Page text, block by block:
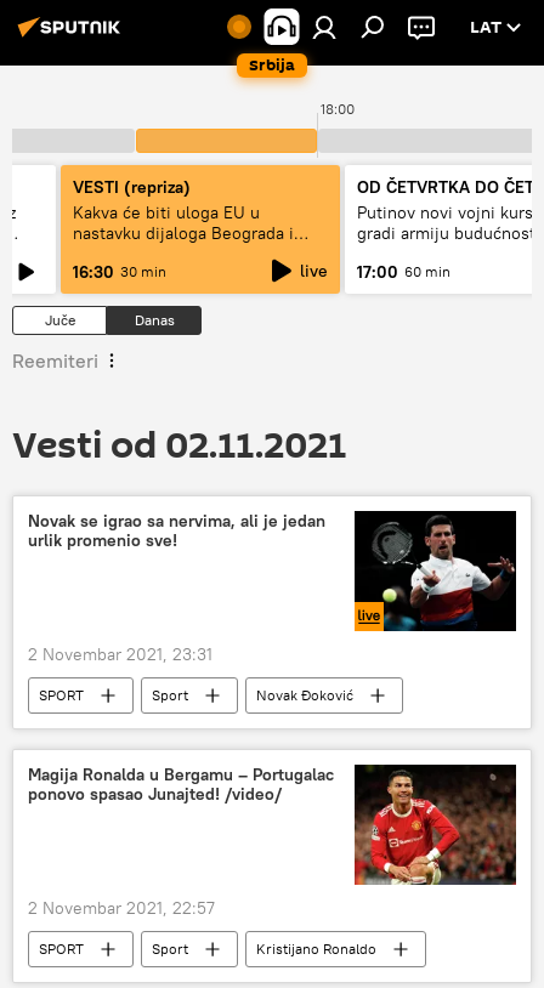
Srbija
LAT
18:00
VESTI (repriza)
Kakva će biti uloga EU u
nastavku dijaloga Beograda i
16:30 30 min live
OD ČETVRTKA DO
Putinov novi vojni kurs
gradi armiju budućnosti
17:00 60 min
Juče Danas
Reemiteri
Vesti od 02.11.2021
Novak se igrao sa nervima, ali je jedan
urlik promenio sve!
2 Novembar 2021, 23:31
SPORT Sport
Novak Đoković
Tenis
Marton Fučovič
Magija Ronalda u Bergamu – Portugalac
ponovo spasao Junajted! /video/
2 Novembar 2021, 22:57
SPORT Sport
Kristijano Ronaldo